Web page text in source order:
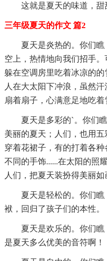
这就是夏天的味道，甜
三年级夏天的作文 篇2
夏天是炎热的。你们
空上，热情地向我们招手。
躲在空调房里吃着冰凉的
人在大太阳下冲浪，虽然
扇着扇子，心满意足地吃着
夏天是多彩的`。你们
美丽的夏天；人们，也用
穿着花裙子，有的打着各
不同的手饰......在太阳的照
人们，把夏天装扮得美丽如
夏天是轻松的。你们
袱，回归了孩子们的本性。
夏天是欢乐的。你们
是夏天多么优美的音符啊！